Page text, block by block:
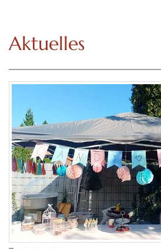
Aktuelles